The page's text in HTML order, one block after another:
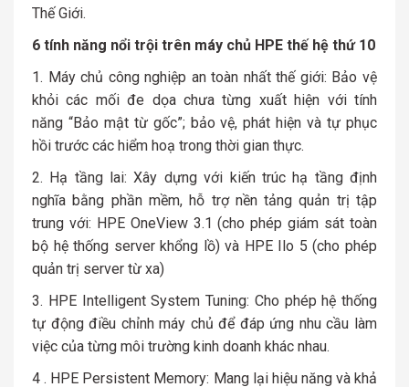
Thế Giới.
6 tính năng nổi trội trên máy chủ HPE thế hệ thứ 10
1. Máy chủ công nghiệp an toàn nhất thế giới: Bảo vệ
khỏi các mối đe dọa chưa từng xuất hiện với tính
năng “Bảo mật từ gốc”; bảo vệ, phát hiện và tự phục
hồi trước các hiểm hoạ trong thời gian thực.
2. Hạ tầng lai:Xây dựng với kiến trúc hạ tầng định
nghĩa bằng phần mềm, hỗ trợ nền tảng quản trị tập
trung với: HPE OneView 3.1 (cho phép giám sát toàn
bộ hệ thống server khổng lồ) và HPE Ilo 5 (cho phép
quản trị server từ xa)
3. HPE Intelligent System Tuning: Cho phép hệ thống
tự động điều chỉnh máy chủ để đáp ứng nhu cầu làm
việc của từng môi trường kinh doanh khác nhau.
4 . HPE Persistent Memory: Mang lại hiệu năng và khả